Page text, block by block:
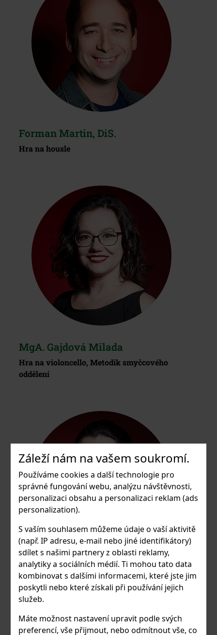
Záleží nám na vašem soukromí.
Používáme cookies a další technologie pro
správné fungování webu, analýzu návštěvnosti,
personalizaci obsahu a personalizaci reklam (ads
personalization).
S vaším souhlasem můžeme údaje o vaší aktivitě
(např. IP adresu, e-mail nebo jiné identifikátory)
sdílet s našimi partnery z oblasti reklamy,
analytiky a sociálních médií. Ti mohou tato data
kombinovat s dalšími informacemi, které jste jim
poskytli nebo které získali při používání jejich
služeb.
Máte možnost nastavení upravit podle svých
preferencí, vše přijmout, nebo odmítnout vše, co
Forman Martin, DiS.
Hra na housle
MgA. Gajdová Milada
Hra na violoncello, Metodik smyčcového
oddělení
MgA. Garcia Rangel Miguel Antonio
Hra na kytaru